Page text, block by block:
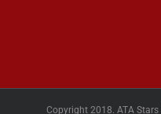
Copyright 2018. ATA Stars